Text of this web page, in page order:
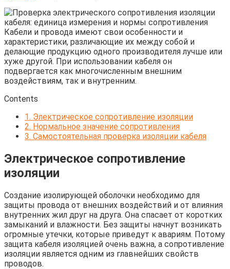
Кабели и провода имеют свои особенности и
характеристики, различающие их между собой и
делающие продукцию одного производителя лучше или
хуже другой. При использовании кабеля он
подвергается как многочисленным внешним
воздействиям, так и внутренним.
Contents
1. Электрическое сопротивление изоляции
2. Нормальное значение сопротивления
3. Самостоятельная проверка изоляции кабеля
Электрическое сопротивление
изоляции
Создание изолирующей оболочки необходимо для
защиты провода от внешних воздействий и от влияния
внутренних жил друг на друга. Она спасает от коротких
замыканий и влажности. Без защиты начнут возникать
огромные утечки, которые приведут к авариям. Потому
защита кабеля изоляцией очень важна, а сопротивление
изоляции является одним из главнейших свойств
проводов.